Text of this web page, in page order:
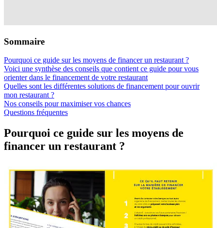
Sommaire
Pourquoi ce guide sur les moyens de financer un restaurant ?
Voici une synthèse des conseils que contient ce guide pour vous
orienter dans le financement de votre restaurant
Quelles sont les différentes solutions de financement pour ouvrir
mon restaurant ?
Nos conseils pour maximiser vos chances
Questions fréquentes
Pourquoi ce guide sur les moyens de
financer un restaurant ?